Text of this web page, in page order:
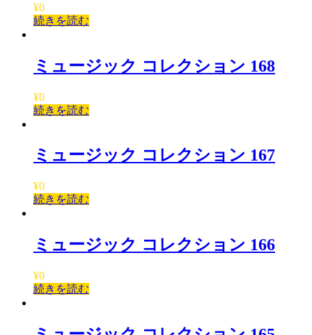
¥0
続きを読む
ミュージック コレクション 168
¥0
続きを読む
ミュージック コレクション 167
¥0
続きを読む
ミュージック コレクション 166
¥0
続きを読む